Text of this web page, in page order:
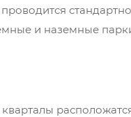
и наземные